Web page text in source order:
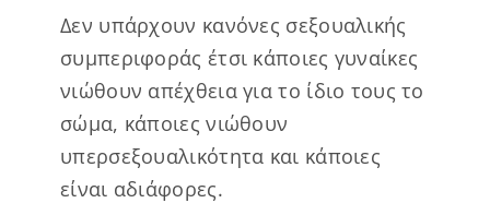
Δεν υπάρχουν κανόνες σεξουαλικής
συμπεριφοράς έτσι κάποιες γυναίκες
νιώθουν απέχθεια για το ίδιο τους το
σώμα, κάποιες νιώθουν
υπερσεξουαλικότητα και κάποιες
είναι αδιάφορες.